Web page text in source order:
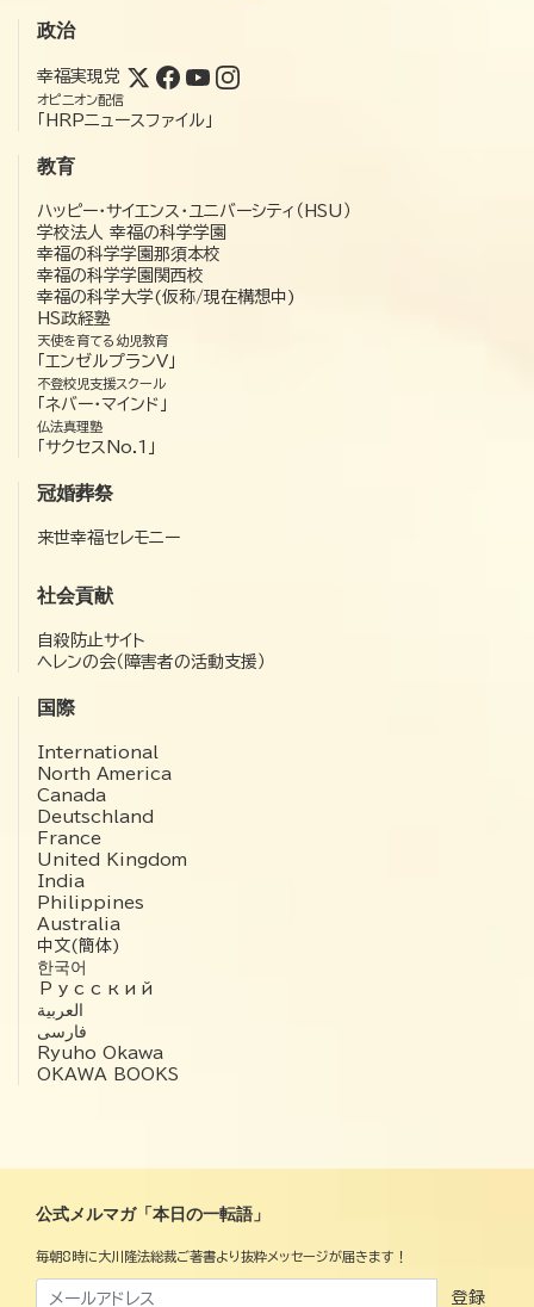
政治
幸福実現党
オピニオン配信
「HRPニュースファイル」
教育
ハッピー・サイエンス・ユニバーシティ（HSU）
学校法人 幸福の科学学園
幸福の科学学園那須本校
幸福の科学学園関西校
幸福の科学大学(仮称/現在構想中)
HS政経塾
天使を育てる幼児教育
「エンゼルプランV」
不登校児支援スクール
「ネバー・マインド」
仏法真理塾
「サクセスNo.1」
冠婚葬祭
来世幸福セレモニー
社会貢献
自殺防止サイト
ヘレンの会（障害者の活動支援）
国際
International
North America
Canada
Deutschland
France
United Kingdom
India
Philippines
Australia
中文(簡体)
한국어
Русский
العربية‏
فارسی
Ryuho Okawa
OKAWA BOOKS
公式メルマガ「本日の一転語」
毎朝8時に大川隆法総裁ご著書より抜粋メッセージが届きます！
登録